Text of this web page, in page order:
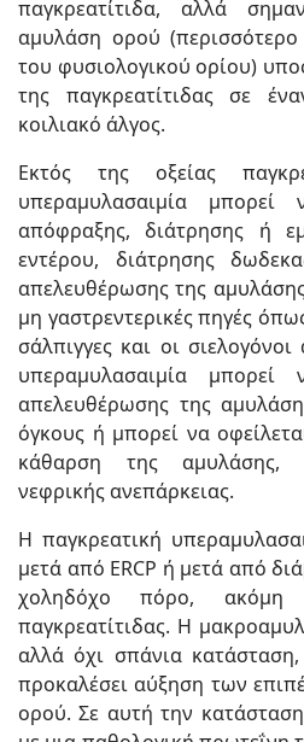
παγκρεατίτιδα, αλλά
αμυλάση ορού
του φυσιολογικού ορίου)
της παγκρεατίτιδας σε
κοιλιακό άλγος.
Εκτός της οξείας
υπεραμυλασαιμία μπορεί
απόφραξης, διάτρησης ή
εντέρου, διάτρησης
απελευθέρωσης της
μη γαστρεντερικές πηγές
σάλπιγγες και οι
υπεραμυλασαιμία μπορεί
απελευθέρωσης της
όγκους ή μπορεί να
κάθαρση της αμυλάσης,
νεφρικής ανεπάρκειας.
Η παγκρεατική
μετά από ERCP ή μετά από
χοληδόχο πόρο, ακόμη
παγκρεατίτιδας. Η
αλλά όχι σπάνια
προκαλέσει αύξηση των
ορού. Σε αυτή την